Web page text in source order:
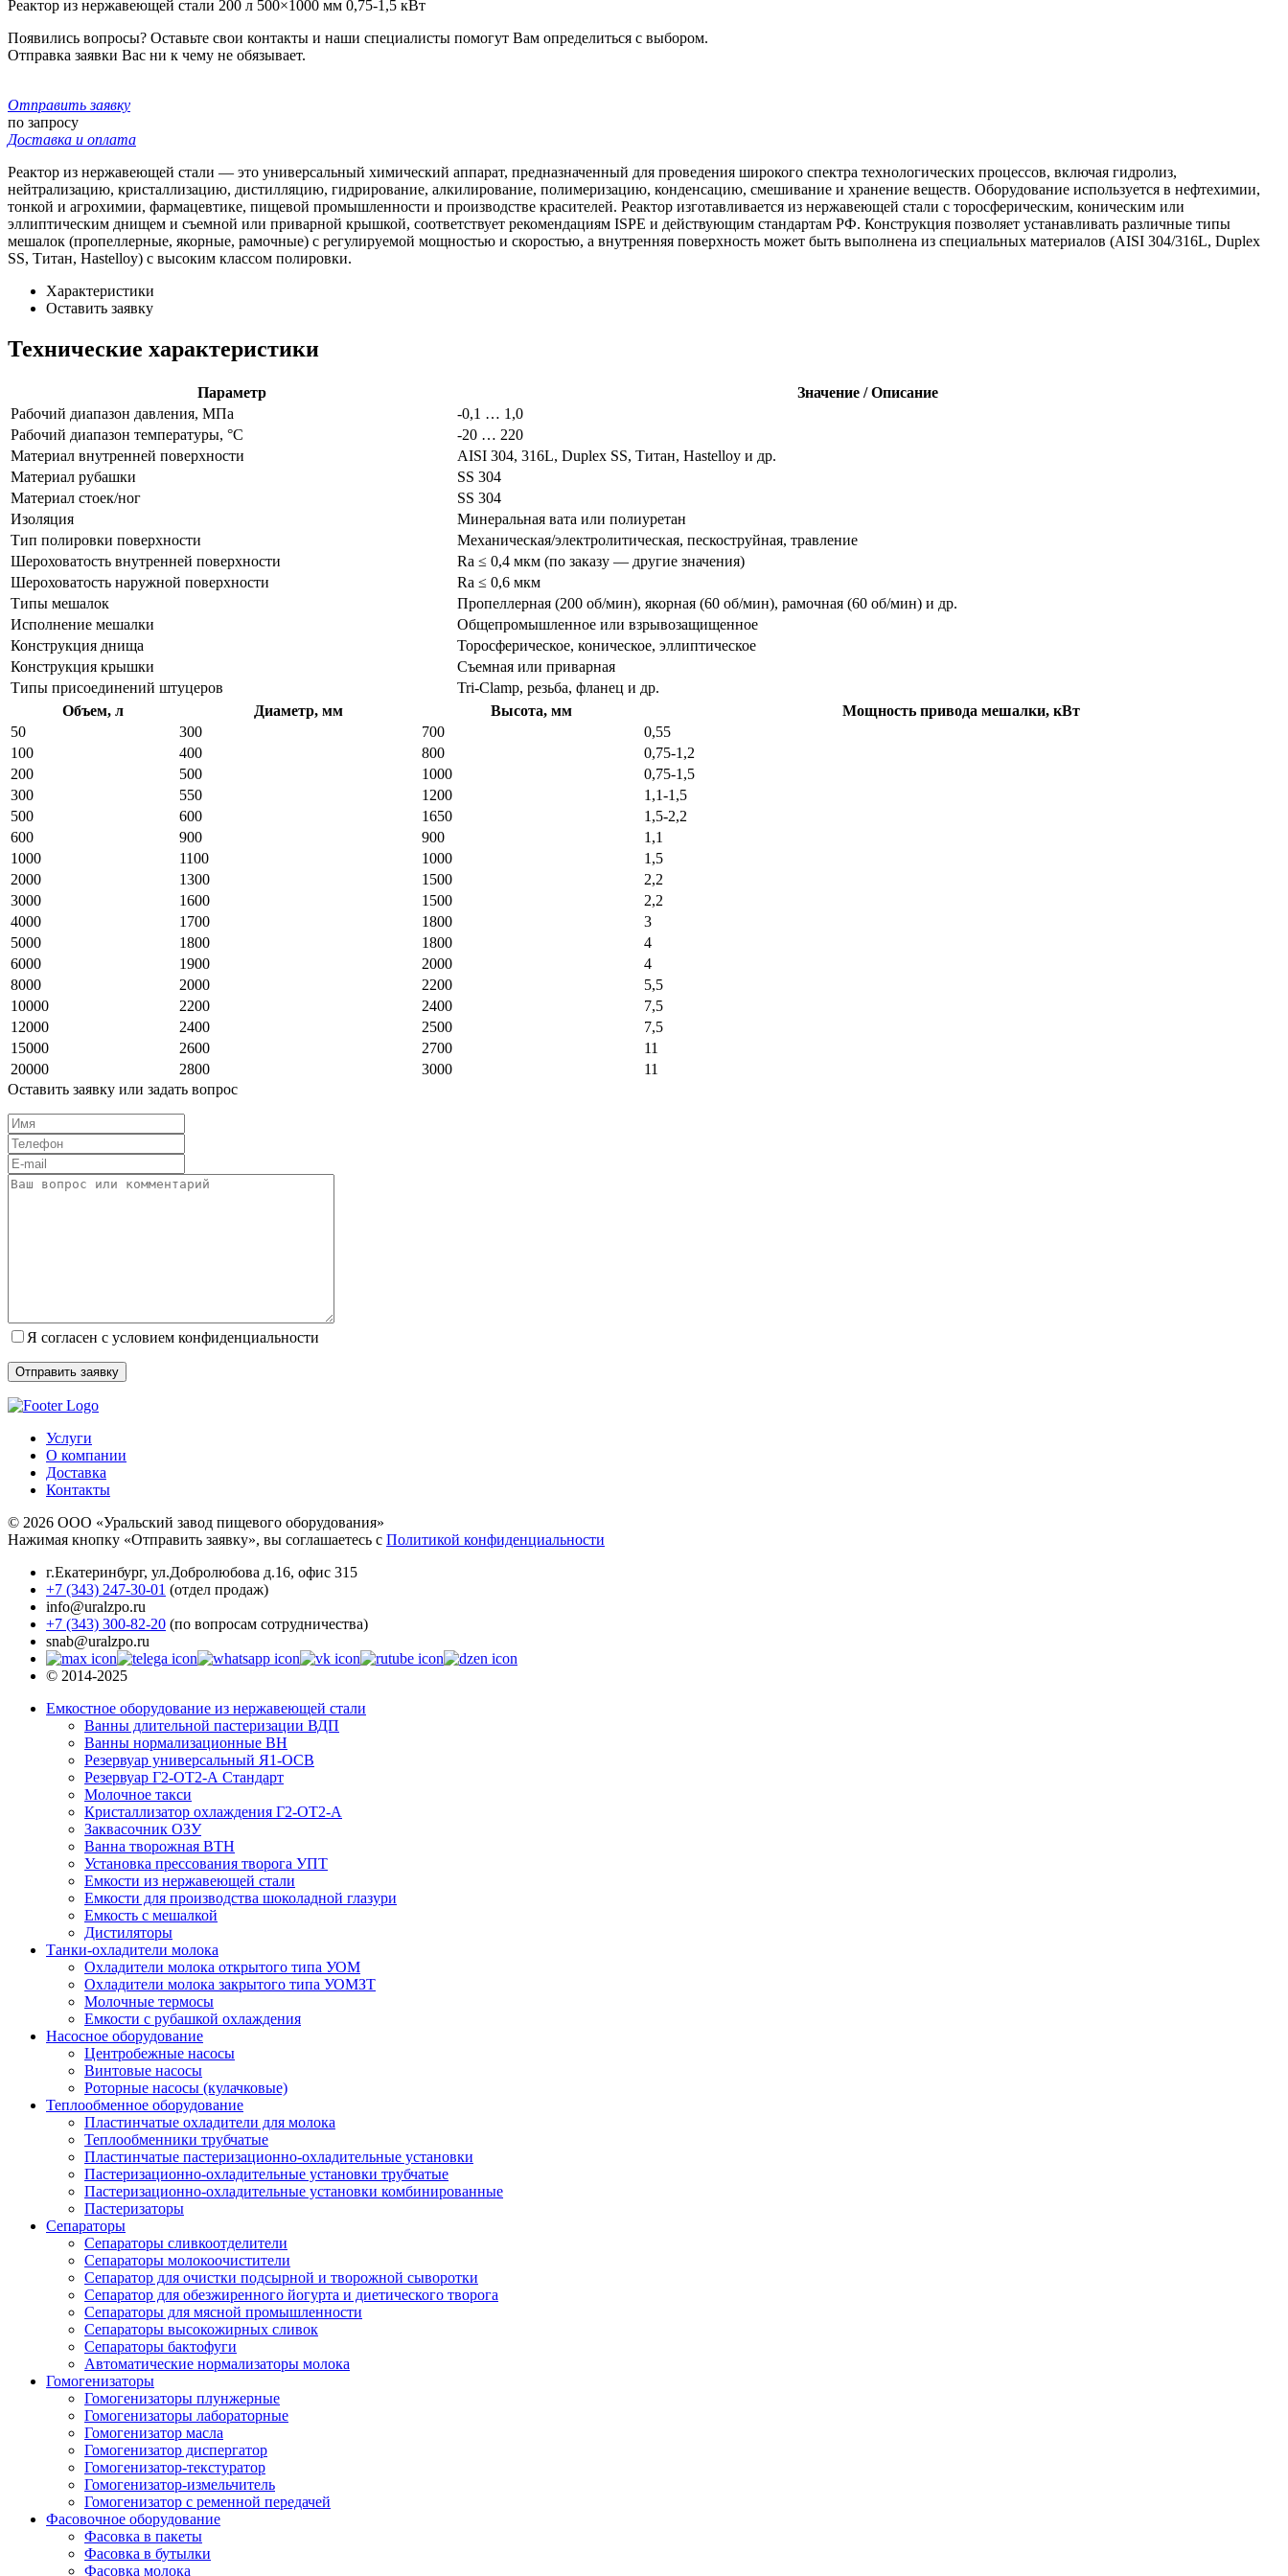
Реактор из нержавеющей стали 200 л 500×1000 мм 0,75-1,5 кВт
Появились вопросы? Оставьте свои контакты и наши специалисты помогут Вам определиться с выбором.
Отправка заявки Вас ни к чему не обязывает.
Отправить заявку
по запросу
Доставка и оплата
Реактор из нержавеющей стали — это универсальный химический аппарат, предназначенный для проведения широкого спектра технологических процессов, включая гидролиз,
нейтрализацию, кристаллизацию, дистилляцию, гидрирование, алкилирование, полимеризацию, конденсацию, смешивание и хранение веществ. Оборудование используется в нефтехимии,
тонкой и агрохимии, фармацевтике, пищевой промышленности и производстве красителей. Реактор изготавливается из нержавеющей стали с торосферическим, коническим или
эллиптическим днищем и съемной или приварной крышкой, соответствует рекомендациям ISPE и действующим стандартам РФ. Конструкция позволяет устанавливать различные типы
мешалок (пропеллерные, якорные, рамочные) с регулируемой мощностью и скоростью, а внутренняя поверхность может быть выполнена из специальных материалов (AISI 304/316L, Duplex
SS, Титан, Hastelloy) с высоким классом полировки.
Характеристики
Оставить заявку
Технические характеристики
Параметр
Значение / Описание
Рабочий диапазон давления, МПа
-0,1 … 1,0
Рабочий диапазон температуры, °C
-20 … 220
Материал внутренней поверхности
AISI 304, 316L, Duplex SS, Титан, Hastelloy и др.
Материал рубашки
SS 304
Материал стоек/ног
SS 304
Изоляция
Минеральная вата или полиуретан
Тип полировки поверхности
Механическая/электролитическая, пескоструйная, травление
Шероховатость внутренней поверхности
Ra ≤ 0,4 мкм (по заказу — другие значения)
Шероховатость наружной поверхности
Ra ≤ 0,6 мкм
Типы мешалок
Пропеллерная (200 об/мин), якорная (60 об/мин), рамочная (60 об/мин) и др.
Исполнение мешалки
Общепромышленное или взрывозащищенное
Конструкция днища
Торосферическое, коническое, эллиптическое
Конструкция крышки
Съемная или приварная
Типы присоединений штуцеров
Tri-Clamp, резьба, фланец и др.
Объем, л
Диаметр, мм Высота, мм
Мощность привода мешалки, кВт
50
300 700
0,55
100
400 800
0,75-1,2
200
500 1000
0,75-1,5
300
550 1200
1,1-1,5
500
600 1650
1,5-2,2
600
900 900
1,1
1000
1100 1000
1,5
2000
1300 1500
2,2
3000
1600 1500
2,2
4000
1700 1800
3
5000
1800 1800
4
6000
1900 2000
4
8000
2000 2200
5,5
10000
2200 2400
7,5
12000
2400 2500
7,5
15000
2600 2700
11
20000
2800 3000
11
Оставить заявку или задать вопрос
Я согласен с условием конфиденциальности
Услуги
О компании
Доставка
Контакты
© 2026 ООО «Уральский завод пищевого оборудования»
Нажимая кнопку «Отправить заявку», вы соглашаетесь с Политикой конфиденциальности
г.Екатеринбург, ул.Добролюбова д.16, офис 315
+7 (343) 247-30-01 (отдел продаж)
info@uralzpo.ru
+7 (343) 300-82-20 (по вопросам сотрудничества)
snab@uralzpo.ru
© 2014-2025
Емкостное оборудование из нержавеющей стали
Ванны длительной пастеризации ВДП
Ванны нормализационные ВН
Резервуар универсальный Я1-ОСВ
Резервуар Г2-ОТ2-А Стандарт
Молочное такси
Кристаллизатор охлаждения Г2-ОТ2-А
Заквасочник ОЗУ
Ванна творожная ВТН
Установка прессования творога УПТ
Емкости из нержавеющей стали
Емкости для производства шоколадной глазури
Емкость с мешалкой
Дистиляторы
Танки-охладители молока
Охладители молока открытого типа УОМ
Охладители молока закрытого типа УОМЗТ
Молочные термосы
Емкости с рубашкой охлаждения
Насосное оборудование
Центробежные насосы
Винтовые насосы
Роторные насосы (кулачковые)
Теплообменное оборудование
Пластинчатые охладители для молока
Теплообменники трубчатые
Пластинчатые пастеризационно-охладительные установки
Пастеризационно-охладительные установки трубчатые
Пастеризационно-охладительные установки комбинированные
Пастеризаторы
Сепараторы
Сепараторы сливкоотделители
Сепараторы молокоочистители
Сепаратор для очистки подсырной и творожной сыворотки
Сепаратор для обезжиренного йогурта и диетического творога
Сепараторы для мясной промышленности
Сепараторы высокожирных сливок
Сепараторы бактофуги
Автоматические нормализаторы молока
Гомогенизаторы
Гомогенизаторы плунжерные
Гомогенизаторы лабораторные
Гомогенизатор масла
Гомогенизатор диспергатор
Гомогенизатор-текстуратор
Гомогенизатор-измельчитель
Гомогенизатор с ременной передачей
Фасовочное оборудование
Фасовка в пакеты
Фасовка в бутылки
Фасовка молока